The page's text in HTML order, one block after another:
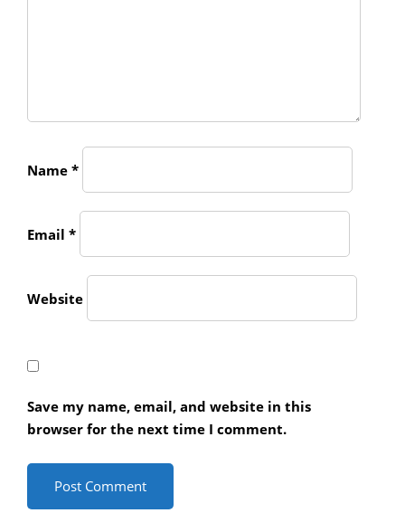
Name *
Email *
Website
Save my name, email, and website in this
browser for the next time I comment.